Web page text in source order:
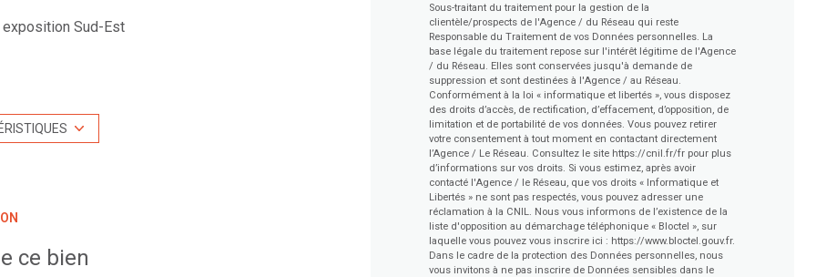
exposition Sud-Est
ascenseur
interphone
ce bien
Sous-traitant du traitement pour la gestion de la
clientèle/prospects de l'Agence / du Réseau qui reste
Responsable du Traitement de vos Données personnelles. La
base légale du traitement repose sur l'intérêt légitime de l'Agence
/ du Réseau. Elles sont conservées jusqu'à demande de
suppression et sont destinées à l'Agence / au Réseau.
Conformément à la loi « informatique et libertés », vous disposez
des droits d’accès, de rectification, d’effacement, d’opposition, de
limitation et de portabilité de vos données. Vous pouvez retirer
votre consentement à tout moment en contactant directement
l’Agence / Le Réseau. Consultez le site https://cnil.fr/frpour plus
d’informations sur vos droits. Si vous estimez, après avoir
contacté l'Agence / le Réseau, que vos droits « Informatique et
Libertés » ne sont pas respectés, vous pouvez adresser une
réclamation à la CNIL. Nous vous informons de l’existence de la
liste d'opposition au démarchage téléphonique « Bloctel », sur
laquelle vous pouvez vous inscrire ici : https://www.bloctel.gouv.fr.
Dans le cadre de la protection des Données personnelles, nous
vous invitons à ne pas inscrire de Données sensibles dans le